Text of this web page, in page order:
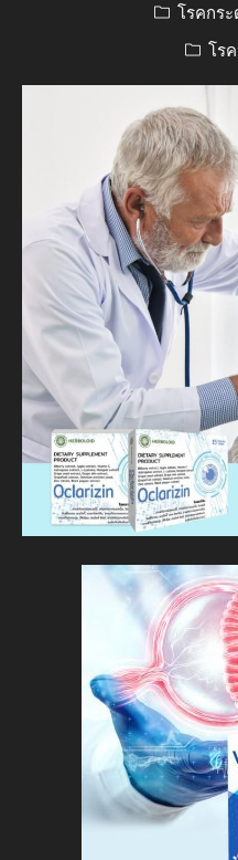
โรคกร
โร